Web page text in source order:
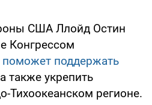
США Ллойд Остин
Конгрессом
поможет поддержать
также укрепить
Тихоокеанском регионе.